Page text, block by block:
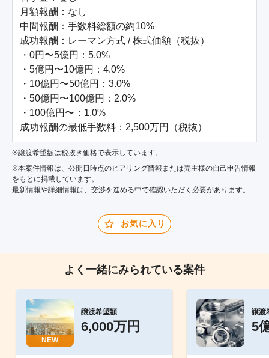
月額報酬：なし
中間報酬：手数料総額の約10%
成功報酬：レーマン方式 / 株式価額（税抜）
・0円〜5億円：5.0%
・5億円〜10億円：4.0%
・10億円〜50億円：3.0%
・50億円〜100億円：2.0%
・100億円〜：1.0%
成功報酬の最低手数料：2,500万円（税抜）
※譲渡希望額は税抜き価格で表示しています。
※本案件情報は、公開日時点のヒアリング情報または売主様の自己申告情報
をもとに掲載しています。
最新情報や詳細情報は、交渉を進める中で確認いただく必要があります。
お気に入り
よく一緒にみられている案件
NEW
譲渡希望額
6,000万円
譲渡
5